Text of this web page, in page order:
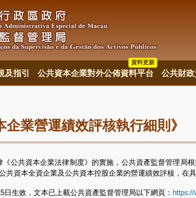
及指引 公共資本企業對外公佈資料平台
資料更新
公共財
業營運績效評核執行細則》
共資本企業法律制度》的實施，公共資產監督管理局
共資本全資企業及公共資本控股企業的營運績效評核，在
生效，文本已上載公共資產監督管理局以下網頁： https://